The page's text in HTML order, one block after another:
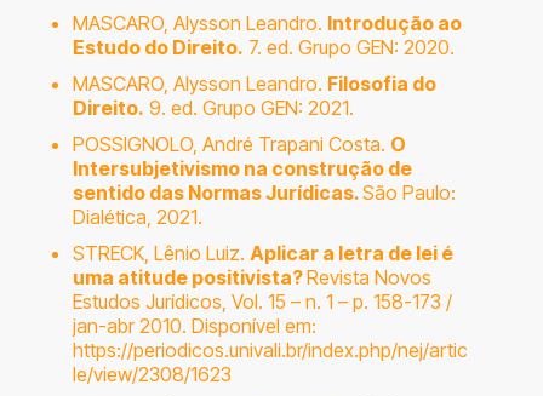
MASCARO, Alysson Leandro. Introdução ao
Estudo do Direito. 7. ed. Grupo GEN: 2020.
MASCARO, Alysson Leandro. Filosofia do
Direito. 9. ed. Grupo GEN: 2021.
POSSIGNOLO, André Trapani Costa. O
Intersubjetivismo na construção de
sentido das Normas Jurídicas.São Paulo:
Dialética, 2021.
STRECK, Lênio Luiz. Aplicar a letra de lei é
uma atitude positivista?Revista Novos
Estudos Jurídicos, Vol. 15 – n. 1 – p. 158-173 /
jan-abr 2010. Disponível em:
https://periodicos.univali.br/index.php/nej/artic
le/view/2308/1623